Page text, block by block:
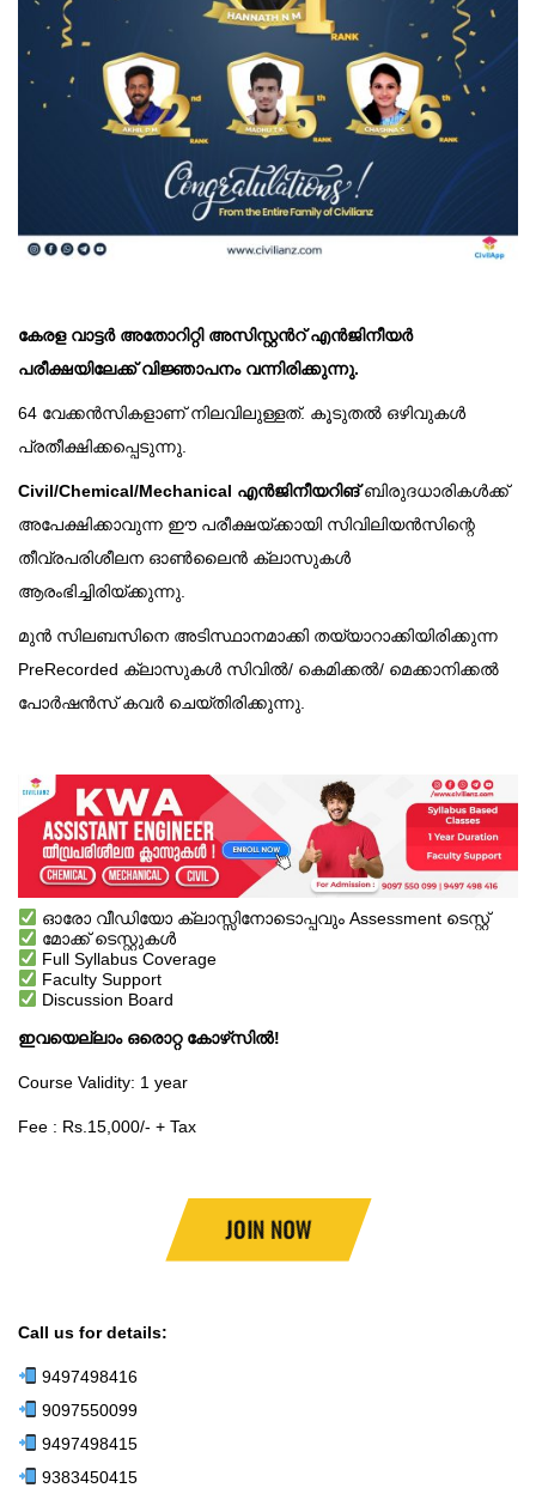
കേരള വാട്ടർ അതോറിറ്റി അസിസ്റ്റൻറ് എൻജിനീയർ
പരീക്ഷയിലേക്ക് വിജ്ഞാപനം വന്നിരിക്കുന്നു.
64 വേക്കൻസികളാണ് നിലവിലുള്ളത്. കൂടുതൽ ഒഴിവുകൾ
പ്രതീക്ഷിക്കപ്പെടുന്നു.
Civil/Chemical/Mechanical എൻജിനീയറിങ്ബിരുദധാരികൾക്ക്
അപേക്ഷിക്കാവുന്ന ഈ പരീക്ഷയ്ക്കായി സിവിലിയൻസിന്റെ
തീവ്രപരിശീലന ഓൺലൈൻ ക്ലാസുകൾ
ആരംഭിച്ചിരിയ്ക്കുന്നു.
മുൻ സിലബസിനെ അടിസ്ഥാനമാക്കി തയ്യാറാക്കിയിരിക്കുന്ന
PreRecorded ക്ലാസുകൾ സിവിൽ/ കെമിക്കൽ/ മെക്കാനിക്കൽ
പോർഷൻസ് കവർ ചെയ്തിരിക്കുന്നു.
ഓരോ വീഡിയോ ക്ലാസ്സിനോടൊപ്പവും Assessment ടെസ്റ്റ്
മോക്ക് ടെസ്റ്റുകൾ
Full Syllabus Coverage
Faculty Support
Discussion Board
ഇവയെല്ലാം ഒരൊറ്റ കോഴ്‌സിൽ!
Course Validity: 1 year
Fee : Rs.15,000/- + Tax
JOIN NOW
Call us for details:
9497498416
9097550099
9497498415
9383450415